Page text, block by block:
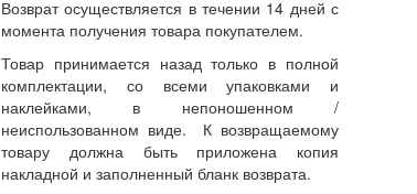
Возврат осуществляется в течении 14 дней с
момента получения товара покупателем.
Товар принимается назад только в полной
комплектации, со всеми упаковками и
наклейками, в непоношенном /
неиспользованном виде. К возвращаемому
товару должна быть приложена копия
накладной и заполненный бланк возврата.